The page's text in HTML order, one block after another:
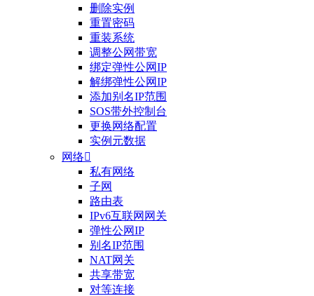
删除实例
重置密码
重装系统
调整公网带宽
绑定弹性公网IP
解绑弹性公网IP
添加别名IP范围
SOS带外控制台
更换网络配置
实例元数据
网络
私有网络
子网
路由表
IPv6互联网网关
弹性公网IP
别名IP范围
NAT网关
共享带宽
对等连接